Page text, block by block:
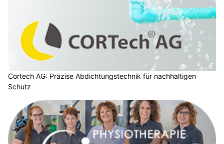
Cortech AG: Präzise Abdichtungstechnik für nachhaltigen
Schutz